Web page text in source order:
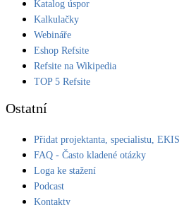
Katalog úspor
Kalkulačky
Webináře
Eshop Refsite
Refsite na Wikipedia
TOP 5 Refsite
Ostatní
Přidat projektanta, specialistu, EKIS
FAQ - Často kladené otázky
Loga ke stažení
Podcast
Kontakty